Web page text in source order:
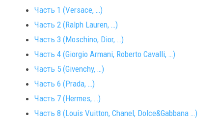
Часть 1 (Versace, …)
Часть 2 (Ralph Lauren, …)
Часть 3 (Moschino, Dior, …)
Часть 4 (Giorgio Armani, Roberto Cavalli, …)
Часть 5 (Givenchy, …)
Часть 6 (Prada, …)
Часть 7 (Hermes, …)
Часть 8 (Louis Vuitton, Chanel, Dolce&Gabbana …)